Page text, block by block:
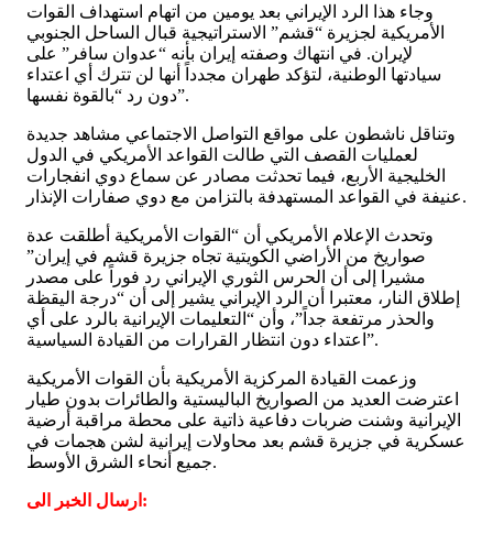
وجاء هذا الرد الإيراني بعد يومين من اتهام استهداف القوات
الأمريكية لجزيرة “قشم” الاستراتيجية قبال الساحل الجنوبي
لإيران. في انتهاك وصفته إيران بأنه “عدوان سافر” على
سيادتها الوطنية، لتؤكد طهران مجدداً أنها لن تترك أي اعتداء
دون رد “بالقوة نفسها”.
وتناقل ناشطون على مواقع التواصل الاجتماعي مشاهد جديدة
لعمليات القصف التي طالت القواعد الأمريكي في الدول
الخليجية الأربع، فيما تحدثت مصادر عن سماع دوي انفجارات
عنيفة في القواعد المستهدفة بالتزامن مع دوي صفارات الإنذار.
وتحدث الإعلام الأمريكي أن “القوات الأمريكية أطلقت عدة
صواريخ من الأراضي الكويتية تجاه جزيرة قشم في إيران”
مشيرا إلى أن الحرس الثوري الإيراني رد فوراً على مصدر
إطلاق النار، معتبرا أن الرد الإيراني يشير إلى أن “درجة اليقظة
والحذر مرتفعة جداً”، وأن “التعليمات الإيرانية بالرد على أي
اعتداء دون انتظار القرارات من القيادة السياسية”.
وزعمت القيادة المركزية الأمريكية بأن القوات الأمريكية
اعترضت العديد من الصواريخ الباليستية والطائرات بدون طيار
الإيرانية وشنت ضربات دفاعية ذاتية على محطة مراقبة أرضية
عسكرية في جزيرة قشم بعد محاولات إيرانية لشن هجمات في
جميع أنحاء الشرق الأوسط.
ارسال الخبر الى: